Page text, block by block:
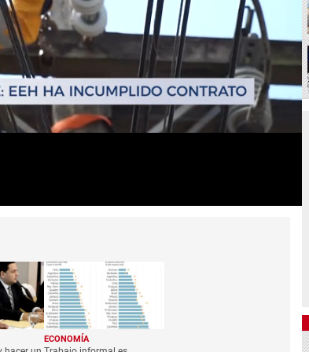
ECONOMÍA